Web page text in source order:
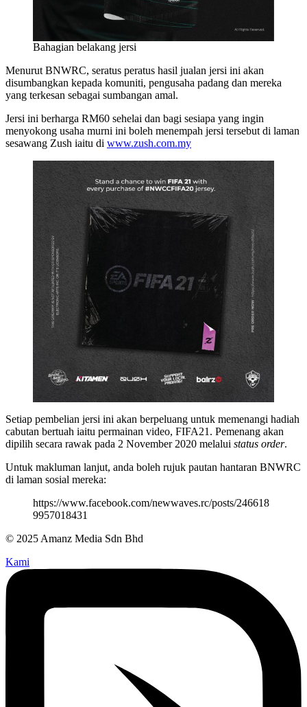
Bahagian belakang jersi
Menurut BNWRC, seratus peratus hasil jualan jersi ini akan
disumbangkan kepada komuniti, pengusaha padang dan mereka
yang terkesan sebagai sumbangan amal.
Jersi ini berharga RM60 sehelai dan bagi sesiapa yang ingin
menyokong usaha murni ini boleh menempah jersi tersebut di laman
sesawang Zush iaitu di www.zush.com.my
Setiap pembelian jersi ini akan berpeluang untuk memenangi hadiah
cabutan bertuah iaitu permainan video, FIFA21. Pemenang akan
dipilih secara rawak pada 2 November 2020 melalui status order.
Untuk makluman lanjut, anda boleh rujuk pautan hantaran BNWRC
di laman sosial mereka:
https://www.facebook.com/newwaves.rc/posts/246618
9957018431
© 2025 Amanz Media Sdn Bhd
Kami